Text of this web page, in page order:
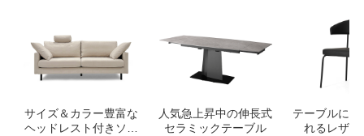
サイズ＆カラー豊富な
ヘッドレスト付きソフ
人気急上昇中の伸長式
セラミックテーブル
テーブルに
れるレザー